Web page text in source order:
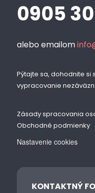
0905
alebo emailom
Pýtajte sa, dohodnite si
vypracovanie
Zásady spracovania
Obchodné podmienky
Nastavenie cookies
KONTAKTNÝ